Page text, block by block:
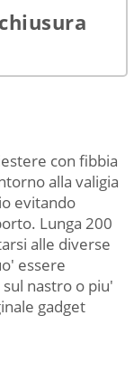
con fibbia
alla valigia
evitando
Lunga 200
alle diverse
essere
nastro o piu'
gadget